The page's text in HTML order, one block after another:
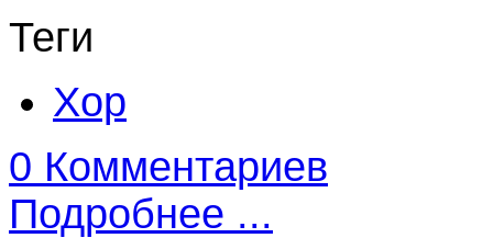
Теги
Хор
0 Комментариев
Подробнее ...